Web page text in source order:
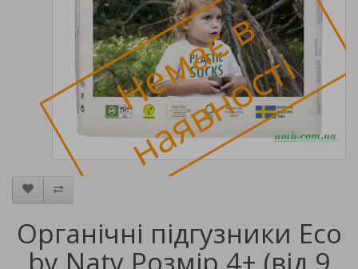
Н
е
м
а
є
в
н
а
я
в
н
о
с
т
і
Органічні підгузники Eco